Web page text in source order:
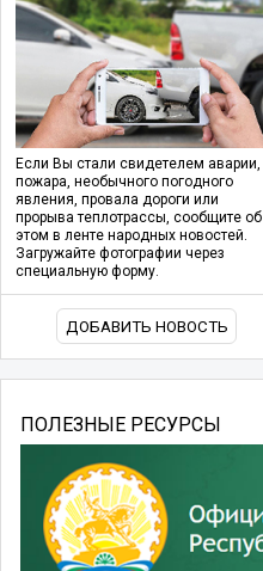
Если Вы стали свидетелем аварии,
пожара, необычного погодного
явления, провала дороги или
прорыва теплотрассы, сообщите об
этом в ленте народных новостей.
Загружайте фотографии через
специальную форму.
ДОБАВИТЬ НОВОСТЬ
ПОЛЕЗНЫЕ РЕСУРСЫ